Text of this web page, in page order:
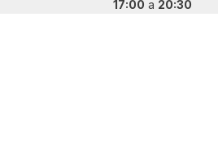
17:00 a 20:30